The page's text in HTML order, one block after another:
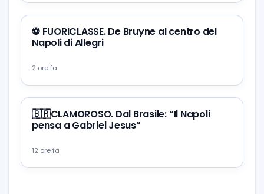
⚽️ FUORICLASSE. De Bruyne al centro del
Napoli di Allegri
2 ore fa
🇧🇷CLAMOROSO. Dal Brasile: “Il Napoli
pensa a Gabriel Jesus”
12 ore fa